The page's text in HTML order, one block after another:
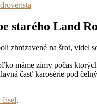
starého Land
zhrdzavené na šrot,
máme zimy počas
časť karosérie pod
čísel.